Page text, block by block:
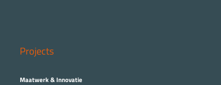
Projects
Maatwerk & Innovatie